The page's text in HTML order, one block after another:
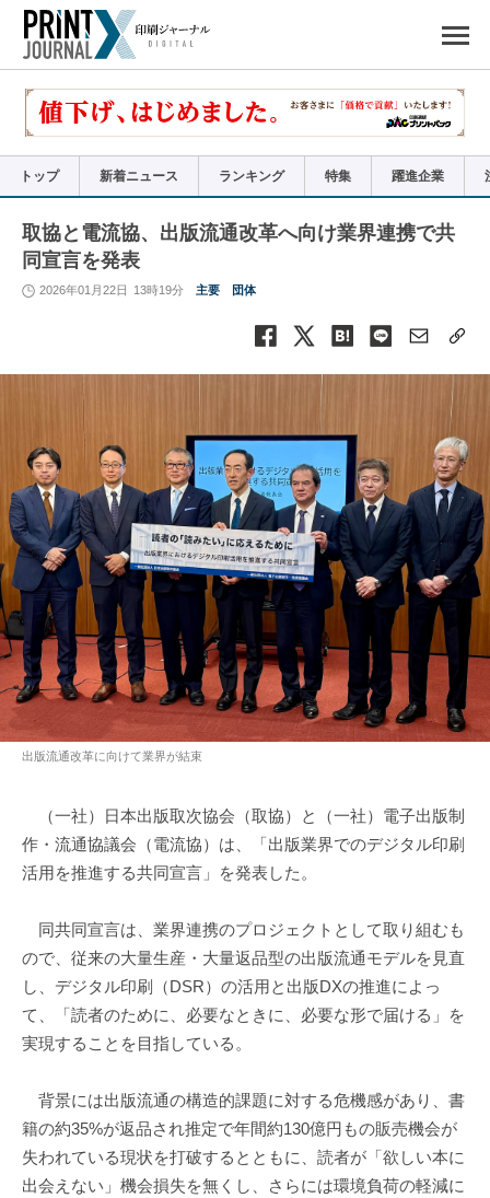
で
リ
トップ 新着ニュース ランキング 特集 躍進企業
取協と電流協、出版流通改革へ向け業界連携で共
同宣言を発表
2026年01月22日 13時19分 主要 団体
出版流通改革に向けて業界が結束
（一社）日本出版取次協会（取協）と（一社）電子出版制
作・流通協議会（電流協）は、「出版業界でのデジタル印刷
活用を推進する共同宣言」を発表した。
同共同宣言は、業界連携のプロジェクトとして取り組むも
ので、従来の大量生産・大量返品型の出版流通モデルを見直
し、デジタル印刷（DSR）の活用と出版DXの推進によっ
て、「読者のために、必要なときに、必要な形で届ける」を
実現することを目指している。
背景には出版流通の構造的課題に対する危機感があり、書
籍の約35%が返品され推定で年間約130億円もの販売機会が
失われている現状を打破するとともに、読者が「欲しい本に
出会えない」機会損失を無くし、さらには環境負荷の軽減に